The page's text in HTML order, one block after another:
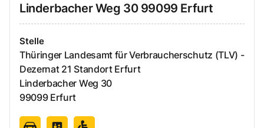
Linderbacher Weg 30 99099 Erfurt
Stelle
Thüringer Landesamt für Verbraucherschutz (TLV) -
Dezernat 21 Standort Erfurt
Linderbacher Weg 30
99099 Erfurt